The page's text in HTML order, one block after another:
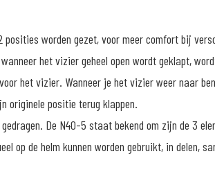
posities worden gezet, voor meer comfort bij
het vizier geheel open wordt geklapt,
het vizier. Wanneer je het vizier weer naar
originele positie terug klappen.
De N40-5 staat bekend om zijn de 3
op de helm kunnen worden gebruikt, in delen,